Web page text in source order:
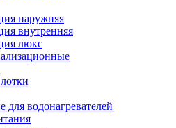
наружняя
внутренняя
люкс
водонагревателей